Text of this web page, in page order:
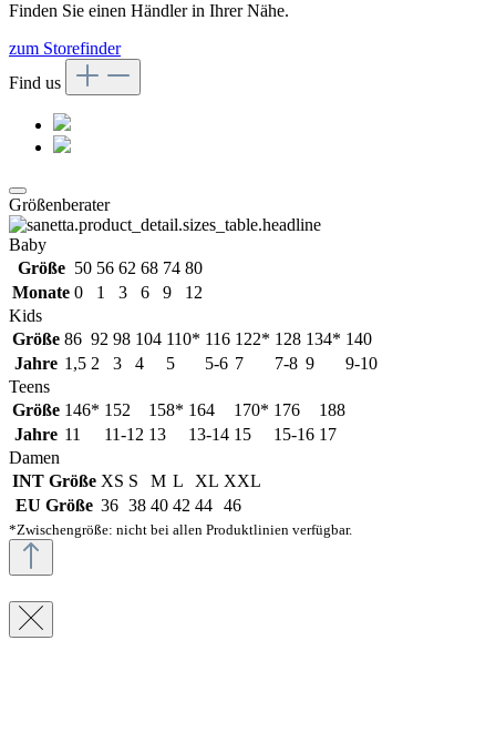
Finden Sie einen Händler in Ihrer Nähe.
zum Storefinder
Find us
Größenberater
Baby
Größe 50 56 62 68 74 80
Monate 0 1 3 6 9
12
Kids
Größe 86 92 98 104 110* 116 122* 128 134* 140
Jahre 1,5 2 3 4 5 5-6 7 7-8 9
9-10
Teens
Größe 146* 152 158* 164 170* 176
188
Jahre 11 11-12 13 13-14 15 15-16 17
Damen
INT Größe XS S M L XL XXL
EU Größe 36 38 40 42 44 46
*Zwischengröße: nicht bei allen Produktlinien verfügbar.